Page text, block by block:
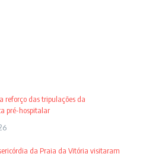
reforço das tripulações da
pré-hospitalar
da Praia da Vitória visitaram